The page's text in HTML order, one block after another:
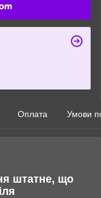
Оплата Умови
штатне, що